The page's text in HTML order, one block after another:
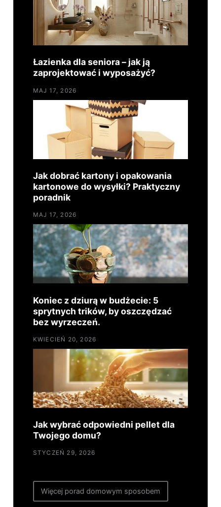
Łazienka dla seniora – jak ją
zaprojektować i wyposażyć?
MAJ 17, 2026
Jak dobrać kartony i opakowania
kartonowe do wysyłki? Praktyczny
poradnik
MAJ 17, 2026
Koniec z dziurą w budżecie: 5
sprytnych trików, by oszczędzać
bez wyrzeczeń.
KWIECIEŃ 20, 2026
Jak wybrać odpowiedni pellet dla
Twojego domu?
STYCZEŃ 29, 2026
Więcej porad domowym sposobem